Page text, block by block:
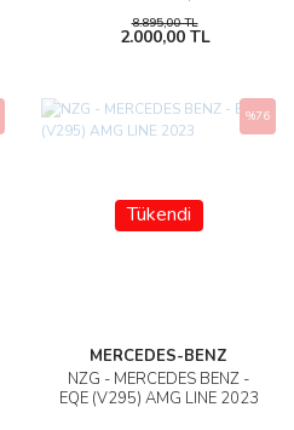
8.895,00 TL
2.000,00 TL
Tükendi
MERCEDES-BENZ
NZG - MERCEDES BENZ -
EQE (V295) AMG LINE 2023
%76